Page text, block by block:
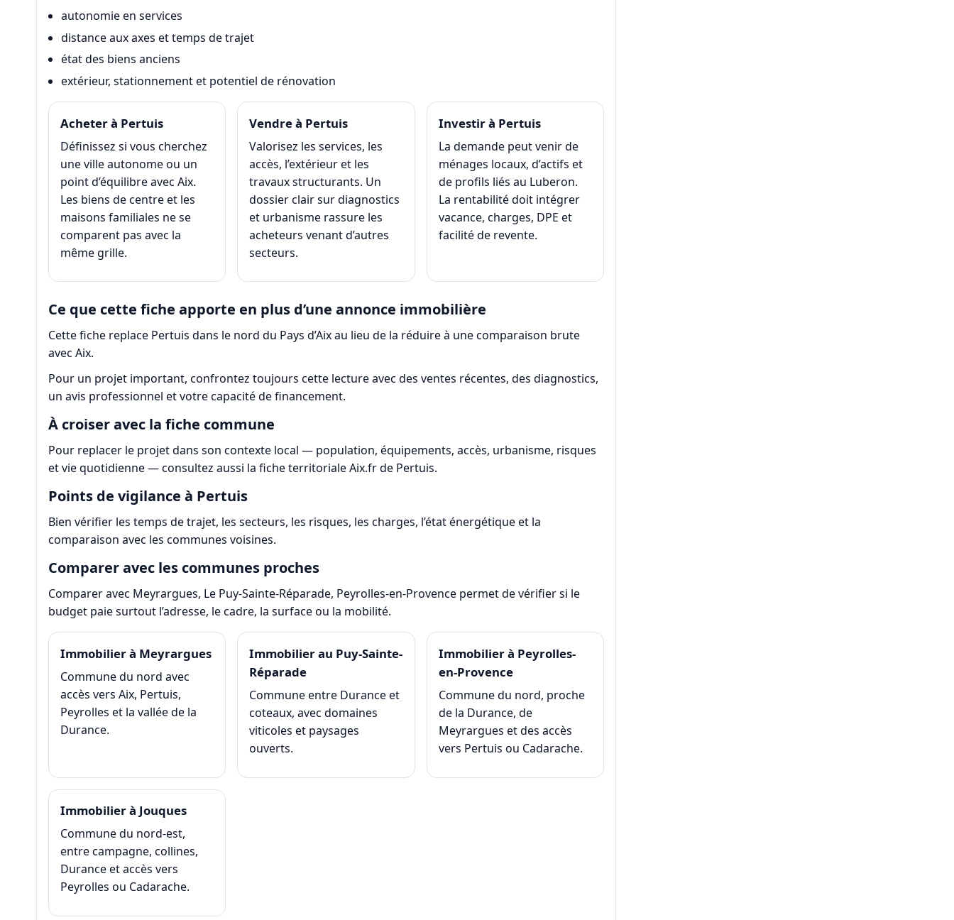
autonomie en services
distance aux axes et temps de trajet
état des biens anciens
extérieur, stationnement et potentiel de rénovation
Acheter à Pertuis
Définissez si vous cherchez
une ville autonome ou un
point d’équilibre avec Aix.
Les biens de centre et les
maisons familiales ne se
comparent pas avec la
même grille.
Vendre à Pertuis
Valorisez les services, les
accès, l’extérieur et les
travaux structurants. Un
dossier clair sur diagnostics
et urbanisme rassure les
acheteurs venant d’autres
secteurs.
Investir à Pertuis
La demande peut venir de
ménages locaux, d’actifs et
de profils liés au Luberon.
La rentabilité doit intégrer
vacance, charges, DPE et
facilité de revente.
Ce que cette fiche apporte en plus d’une annonce immobilière
Cette fiche replace Pertuis dans le nord du Pays d’Aix au lieu de la réduire à une comparaison brute
avec Aix.
Pour un projet important, confrontez toujours cette lecture avec des ventes récentes, des diagnostics,
un avis professionnel et votre capacité de financement.
À croiser avec la fiche commune
Pour replacer le projet dans son contexte local — population, équipements, accès, urbanisme, risques
et vie quotidienne — consultez aussi la fiche territorialeAix.fr de Pertuis.
Points de vigilance à Pertuis
Bien vérifier les temps de trajet, les secteurs, les risques, les charges, l’état énergétique et la
comparaison avec les communes voisines.
Comparer avec les communes proches
Comparer avec Meyrargues, Le Puy-Sainte-Réparade, Peyrolles-en-Provence permet de vérifier si le
budget paie surtout l’adresse, le cadre, la surface ou la mobilité.
Immobilier à Meyrargues
Commune du nord avec
accès vers Aix, Pertuis,
Peyrolles et la vallée de la
Durance.
Immobilier au Puy-Sainte-
Réparade
Commune entre Durance et
coteaux, avec domaines
viticoles et paysages
ouverts.
Immobilier à Peyrolles-
en-Provence
Commune du nord, proche
de la Durance, de
Meyrargues et des accès
vers Pertuis ou Cadarache.
Immobilier à Jouques
Commune du nord-est,
entre campagne, collines,
Durance et accès vers
Peyrolles ou Cadarache.